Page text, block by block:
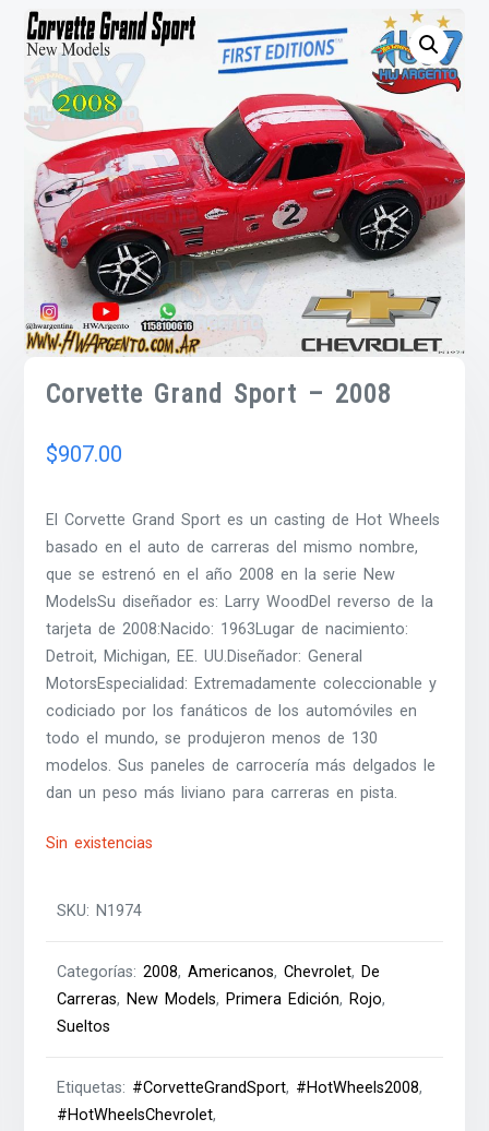
Corvette Grand Sport – 2008
$907.00
El Corvette Grand Sport es un casting de Hot Wheels
basado en el auto de carreras del mismo nombre,
que se estrenó en el año 2008 en la serie New
ModelsSu diseñador es: Larry WoodDel reverso de la
tarjeta de 2008:Nacido: 1963Lugar de nacimiento:
Detroit, Michigan, EE. UU.Diseñador: General
MotorsEspecialidad: Extremadamente coleccionable y
codiciado por los fanáticos de los automóviles en
todo el mundo, se produjeron menos de 130
modelos. Sus paneles de carrocería más delgados le
dan un peso más liviano para carreras en pista.
Sin existencias
SKU: N1974
Categorías:2008,Americanos,Chevrolet, De
Carreras, New Models, Primera Edición, Rojo,
Sueltos
Etiquetas: #CorvetteGrandSport, #HotWheels2008,
#HotWheelsChevrolet,